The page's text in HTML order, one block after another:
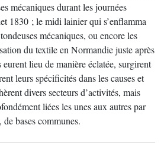
mécaniques durant les journées
1830 ; le midi lainier qui s’enflamma
mécaniques, ou encore les
du textile en Normandie juste après
eurent lieu de manière éclatée, surgirent
leurs spécificités dans les causes et
divers secteurs d’activités, mais
liées les unes aux autres par
bases communes.